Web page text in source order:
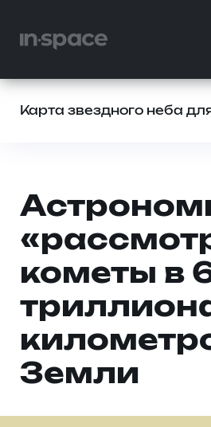
Карта звездного неба
кометы в
Земли